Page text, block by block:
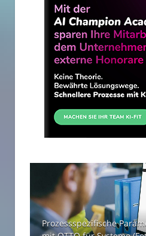
Prozessspezifische